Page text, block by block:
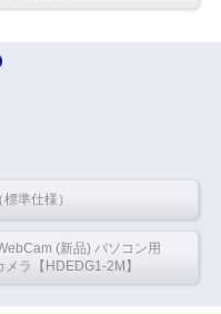
準仕様）
(新品) パソコン用
メラ【HDEDG1-2M】